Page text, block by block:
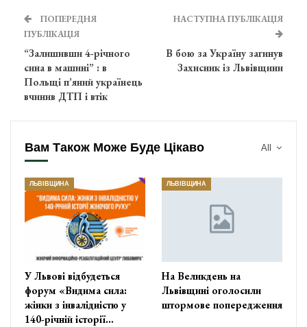
ПОПЕРЕДНЯ
ПУБЛІКАЦІЯ
“Залишивши 4-річного
сина в машині” : в
Польщі п’яний українець
вчинив ДТП і втік
НАСТУПНА ПУБЛІКАЦІЯ
В бою за Україну загинув
Захисник із Львівщини
All
Вам Також Може Буде Цікаво
ЛЬВІВЩИНА
У Львові відбудеться
форум «Видима сила:
жінки з інвалідністю у
140-річній історії…
ЛЬВІВЩИНА
На Великдень на
Львівщині оголосили
штормове попередження